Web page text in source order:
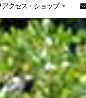
アクセス・ショップ